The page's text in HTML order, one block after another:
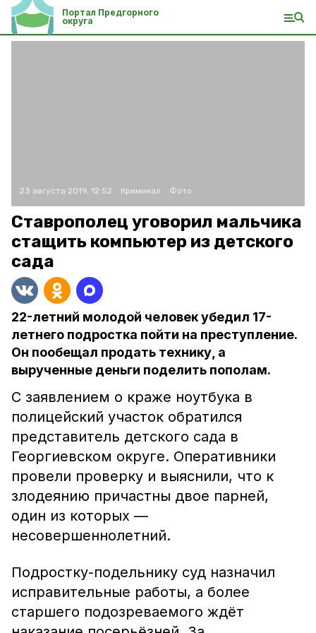
Портал Предгорного
округа
23 августа 2019, 12:52 Криминал Фото:
Ставрополец уговорил мальчика
стащить компьютер из детского
сада
22-летний молодой человек убедил 17-
летнего подростка пойти на преступление.
Он пообещал продать технику, а
вырученные деньги поделить пополам.
С заявлением о краже ноутбука в
полицейский участок обратился
представитель детского сада в
Георгиевском округе. Оперативники
провели проверку и выяснили, что к
злодеянию причастны двое парней,
один из которых —
несовершеннолетний.
Подростку-подельнику суд назначил
исправительные работы, а более
старшего подозреваемого ждёт